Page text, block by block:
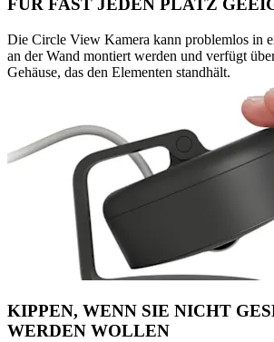
FÜR FAST JEDEN PLATZ
Die Circle View Kamera kann problemlos in
an der Wand montiert werden und verfügt
Gehäuse, das den Elementen standhält.
KIPPEN, WENN SIE NICHT
WERDEN WOLLEN